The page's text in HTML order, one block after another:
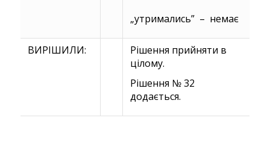
„утримались” – немає
ВИРІШИЛИ:
Рішення прийняти в
цілому.
Рішення № 32
додається.